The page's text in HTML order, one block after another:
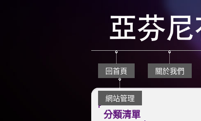
回首頁 關於我們
網站管理
分類清單